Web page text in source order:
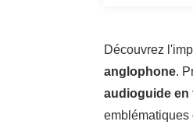
Découvrez
anglophone.
audioguide en
emblématiques